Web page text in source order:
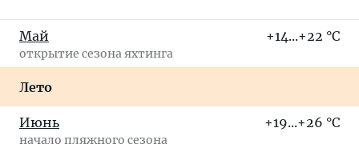
Май
открытие сезона яхтинга
+14...+22 °C
Лето
Июнь
начало пляжного сезона
+19...+26 °C